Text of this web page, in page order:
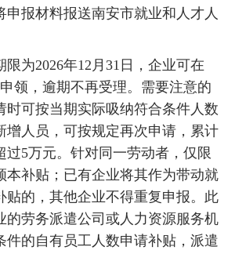
申报材料报送南安市就业和人才人
限为2026年12月31日，企业可在
领，逾期不再受理。需要注意的
时可按当期实际吸纳符合条件人数
增人员，可按规定再次申请，累计
过5万元。针对同一劳动者，仅限
本补贴；已有企业将其作为带动就
贴的，其他企业不得重复申报。此
的劳务派遣公司或人力资源服务机
件的自有员工人数申请补贴，派遣